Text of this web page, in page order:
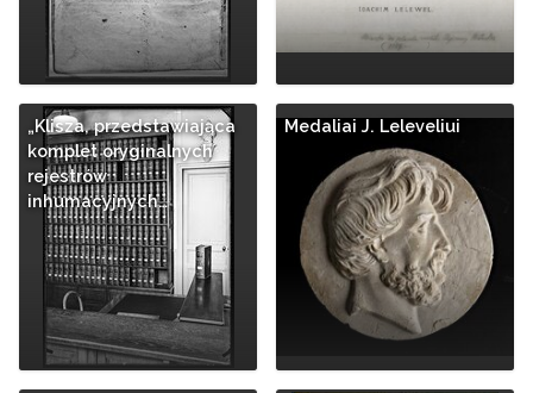
„Klisza, przedstawiająca
komplet oryginalnych
rejestrów
inhumacyjnych…
Medaliai J. Leleveliui